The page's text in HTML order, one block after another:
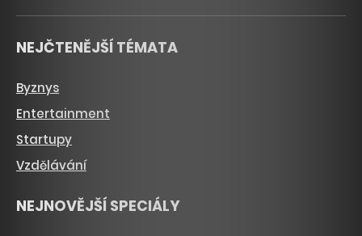
NEJČTENĚJŠÍ TÉMATA
Byznys
Entertainment
Startupy
Vzdělávání
NEJNOVĚJŠÍ SPECIÁLY